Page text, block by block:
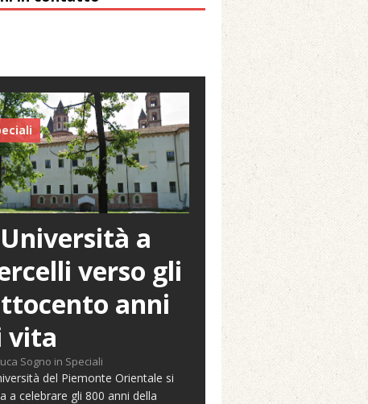
a
verso gli
anni
vita
Sogno in Speciali
del Piemonte Orientale si
a celebrare gli 800 anni della